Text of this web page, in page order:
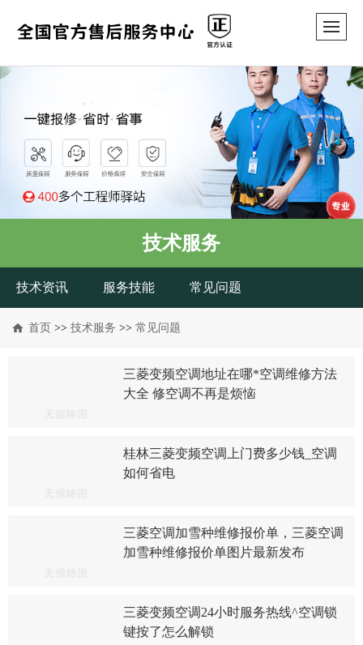
技术服务
技术资讯 服务技能 常见问题
首页 >> 技术服务 >> 常见问题
三菱变频空调地址在哪*空调维修方法
大全 修空调不再是烦恼
桂林三菱变频空调上门费多少钱_空调
如何省电
三菱空调加雪种维修报价单，三菱空调
加雪种维修报价单图片最新发布
三菱变频空调24小时服务热线^空调锁
键按了怎么解锁